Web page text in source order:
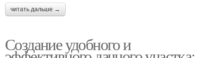
читать дальше →
Создание удобного и